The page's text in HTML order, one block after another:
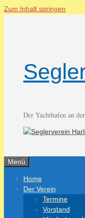
Zum Inhalt springen
Der Yachthafen an
Menü
Home
Der Verein
Termine
Vorstand